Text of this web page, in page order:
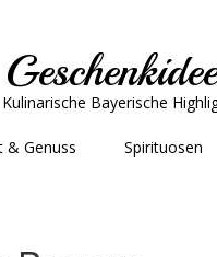
Kulinarische Bayerische
& Genuss Spirituosen